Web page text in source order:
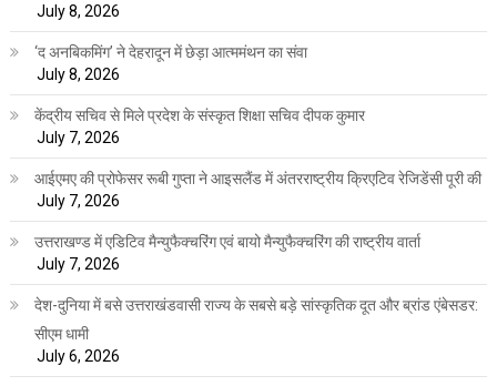
July 8, 2026
‘द अनबिकमिंग’ ने देहरादून में छेड़ा आत्ममंथन का संवा
July 8, 2026
केंद्रीय सचिव से मिले प्रदेश के संस्कृत शिक्षा सचिव दीपक कुमार
July 7, 2026
आईएमए की प्रोफेसर रूबी गुप्ता ने आइसलैंड में अंतरराष्ट्रीय क्रिएटिव रेजिडेंसी पूरी की
July 7, 2026
उत्तराखण्ड में एडिटिव मैन्युफैक्चरिंग एवं बायो मैन्युफैक्चरिंग की राष्ट्रीय वार्ता
July 7, 2026
देश-दुनिया में बसे उत्तराखंडवासी राज्य के सबसे बड़े सांस्कृतिक दूत और ब्रांड एंबेसडर:
सीएम धामी
July 6, 2026